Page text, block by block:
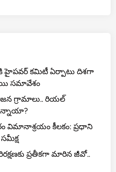
హైపవర్ కమిటీ ఏర్పాటు దిశగా
సమావేశం
గ్రామాలు.. రియల్
విమానాశ్రయం కీలకం: ప్రధాని
ప్రతీకగా మారిన జీవో..